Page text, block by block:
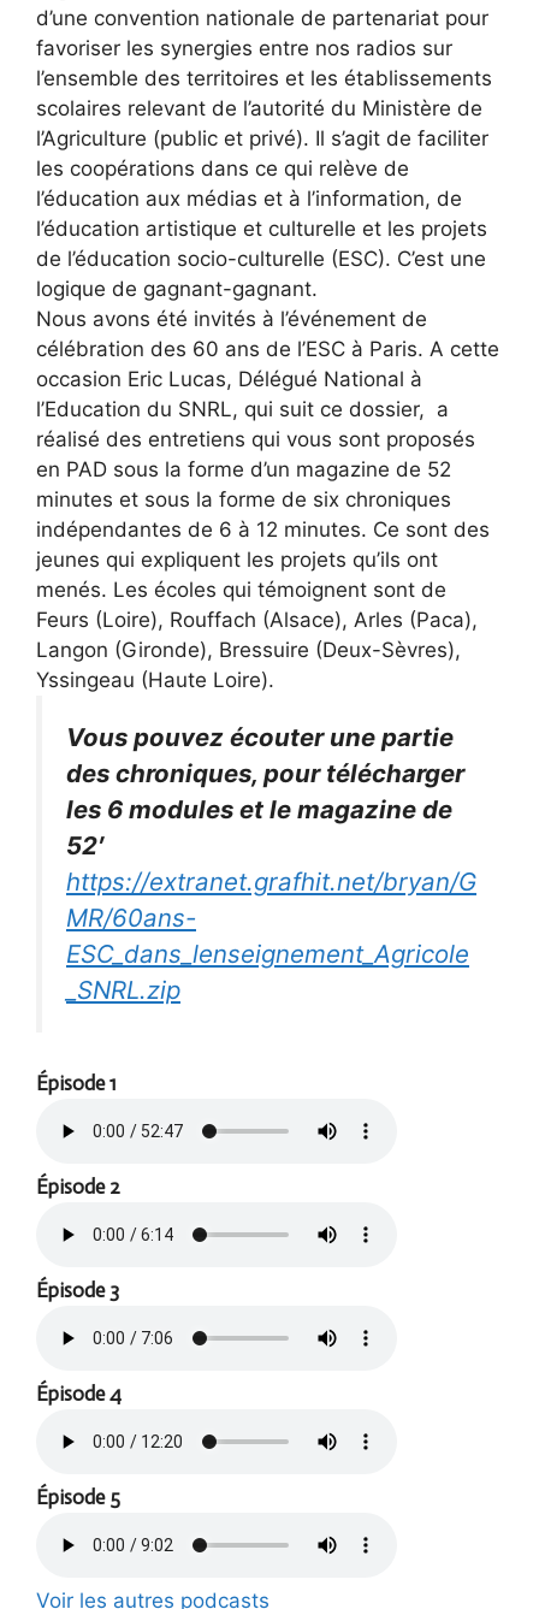
d’une convention nationale de partenariat pour
favoriser les synergies entre nos radios sur
l’ensemble des territoires et les établissements
scolaires relevant de l’autorité du Ministère de
l’Agriculture (public et privé). Il s’agit de faciliter
les coopérations dans ce qui relève de
l’éducation aux médias et à l’information, de
l’éducation artistique et culturelle et les projets
de l’éducation socio-culturelle (ESC). C’est une
logique de gagnant-gagnant.
Nous avons été invités à l’événement de
célébration des 60 ans de l’ESC à Paris. A cette
occasion Eric Lucas, Délégué National à
l’Education du SNRL, qui suit ce dossier, a
réalisé des entretiens qui vous sont proposés
en PAD sous la forme d’un magazine de 52
minutes et sous la forme de six chroniques
indépendantes de 6 à 12 minutes. Ce sont des
jeunes qui expliquent les projets qu’ils ont
menés. Les écoles qui témoignent sont de
Feurs (Loire), Rouffach (Alsace), Arles (Paca),
Langon (Gironde), Bressuire (Deux-Sèvres),
Yssingeau (Haute Loire).
Vous pouvez écouter une partie
des chroniques, pour télécharger
les 6 modules et le magazine de
52′
https://extranet.grafhit.net/bryan/G
MR/60ans-
ESC_dans_lenseignement_Agricole
_SNRL.zip
Épisode 1
Épisode 2
Épisode 3
Épisode 4
Épisode 5
Voir les autres podcasts